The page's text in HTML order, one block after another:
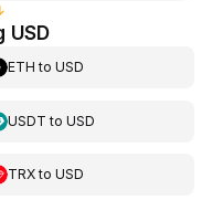
USD
ETH toUSD
USDT toUSD
TRXtoUSD